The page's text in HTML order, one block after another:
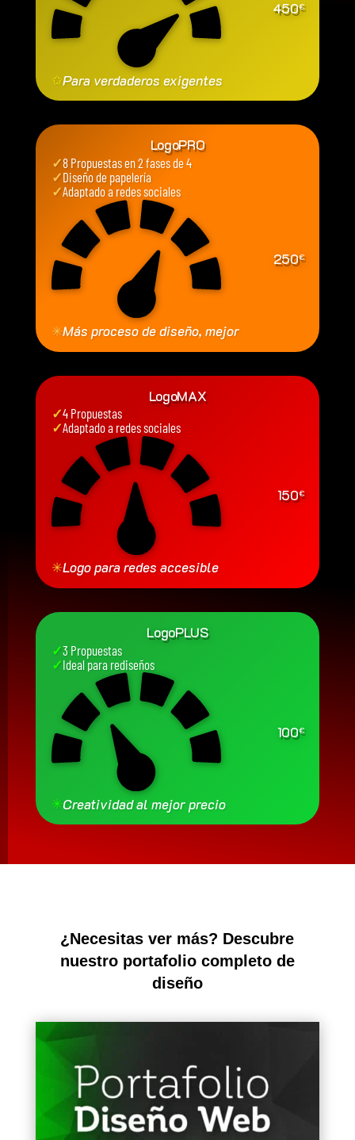
450€
✩Para verdaderos exigentes
LogoPRO
✓8 Propuestas en 2 fases de 4
✓Diseño de papelería
✓Adaptado a redes sociales
250€
✳Más proceso de diseño, mejor
LogoMAX
✓4 Propuestas
✓Adaptado a redes sociales
150€
✳Logo para redes accesible
LogoPLUS
✓3 Propuestas
✓Ideal para rediseños
100€
✳Creatividad al mejor precio
¿Necesitas ver más? Descubre
nuestro portafolio completo de
diseño